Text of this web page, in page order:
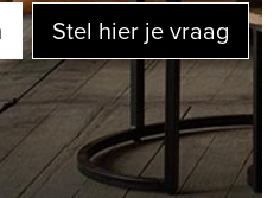
Stel hier je vraag